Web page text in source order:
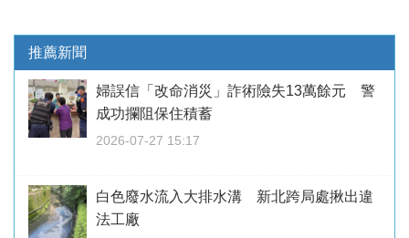
推薦新聞
婦誤信「改命消災」詐術險失13萬餘元 警
成功攔阻保住積蓄
2026-07-27 15:17
白色廢水流入大排水溝 新北跨局處揪出違
法工廠